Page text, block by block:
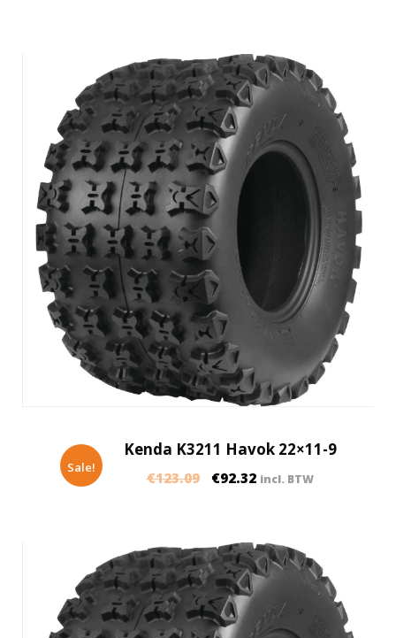
Sale!
Kenda K3211 Havok 22×11-9
€123.09 €92.32 incl. BTW